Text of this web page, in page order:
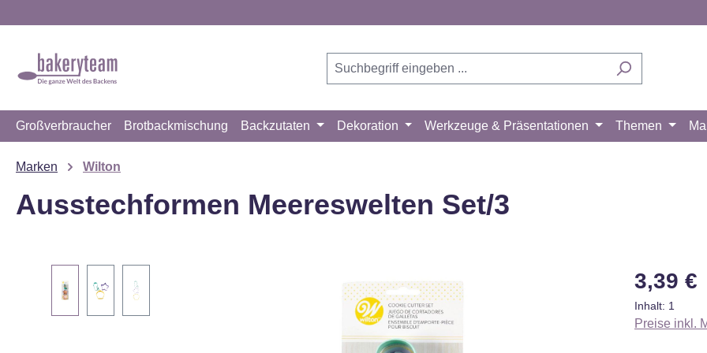
Großverbraucher Brotbackmischung Backzutaten Dekoration Werkzeuge & Präsentationen Themen
Marken Wilton
Ausstechformen Meereswelten Set/3
Regulärer
3,39 €
Inhalt: 1
Preise inkl.